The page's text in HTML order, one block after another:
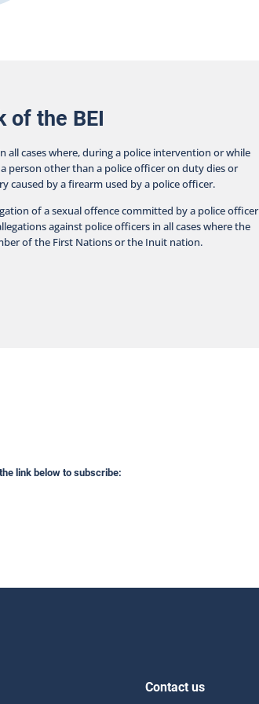
of the BEI
all cases where, during a police intervention or while
person other than a police officer on duty dies or
caused by a firearm used by a police officer.
of a sexual offence committed by a police officer
against police officers in all cases where the
of the First Nations or the Inuit nation.
link below to subscribe:
Contact us